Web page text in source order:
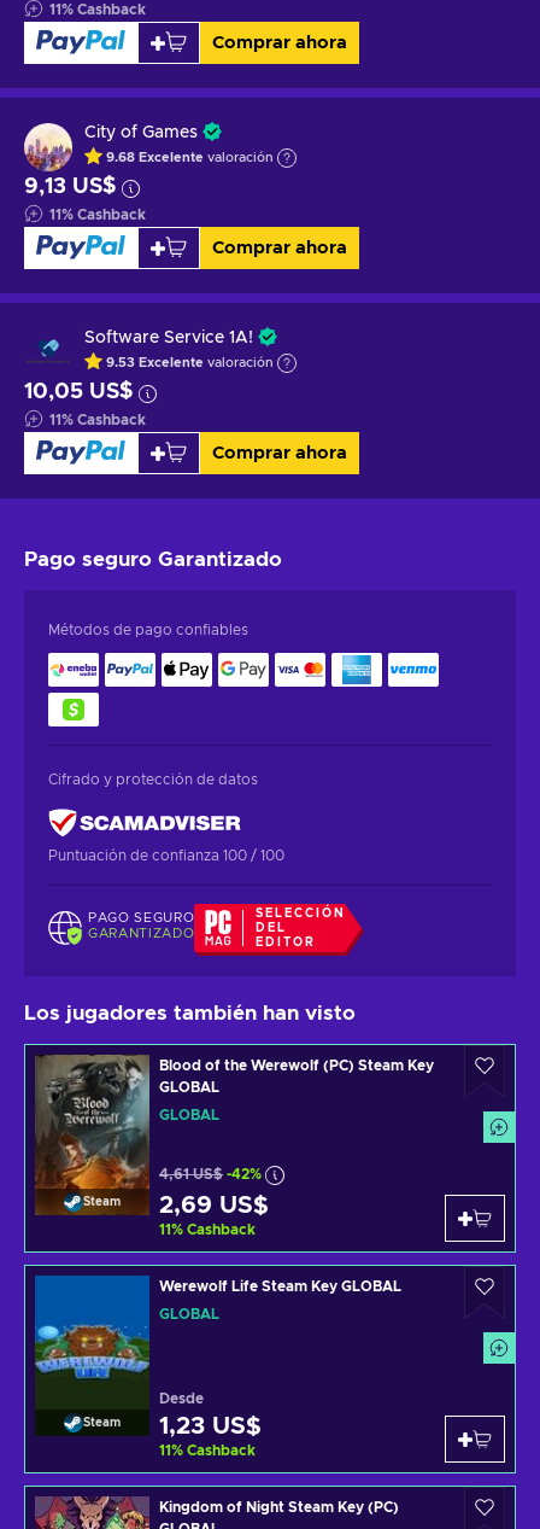
11% Cashback
Comprar ahora
City of Games
9.68 Excelente valoración
9,13 US$
11% Cashback
Comprar ahora
Software Service 1A!
9.53 Excelente valoración
10,05 US$
11% Cashback
Comprar ahora
Pago seguro Garantizado
Métodos de pago confiables
Cifrado y protección de datos
Puntuación de confianza 100 / 100
PAGO SEGURO
GARANTIZADO
SELECCIÓN
DEL
EDITOR
Los jugadores también han visto
Steam
Blood of the Werewolf (PC) Steam Key
GLOBAL
GLOBAL
4,61 US$ -42%
2,69 US$
11% Cashback
Steam
Werewolf Life Steam Key GLOBAL
GLOBAL
Desde
1,23 US$
11% Cashback
Kingdom of Night Steam Key (PC)